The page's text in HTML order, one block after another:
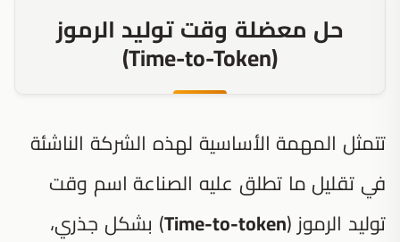
حل معضلة وقت توليد الرموز
(Time-to-Token)
تتمثل المهمة الأساسية لهذه الشركة الناشئة
في تقليل ما تطلق عليه الصناعة اسم وقت
توليد الرموز (Time-to-token) بشكل جذري،